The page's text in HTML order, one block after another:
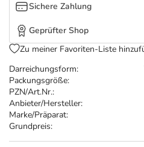
Marken
Darreichungsform:
Packungsgröße:
PZN/Art.Nr.:
Anbieter/Hersteller:
Marke/Präparat:
Grundpreis:
Sichere Zahlung
Geprüfter Shop
Zu meiner Favoriten-Liste